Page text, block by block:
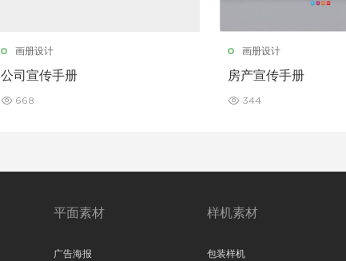
画册设计
公司宣传手册
668
画册设计
房产宣传手册
344
平面素材
广告海报
样机素材
包装样机